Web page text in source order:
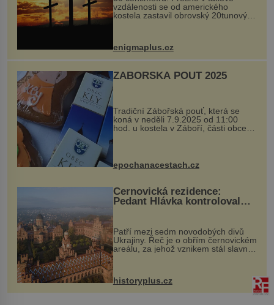
vzdálenosti se od amerického
kostela zastavil obrovský 20tunový
...
enigmaplus.cz
ZÁBOŘSKÁ POUŤ 2025
Tradiční Zábořská pouť, která se
koná v neděli 7.9.2025 od 11:00
hod. u kostela v Záboří, části obce
Kly u Mělníka. V programu naleznete
komentovanou prohlídku kostela,
epochanacestach.cz
Černovická rezidence:
Pedant Hlávka kontroloval
Patří mezi sedm novodobých divů
Ukrajiny. Řeč je o obřím černovickém
areálu, za jehož vznikem stál slavný
český architekt Josef Hlávka. Ten si
na něm dal mimořádně záležet. Jeho
historyplus.cz